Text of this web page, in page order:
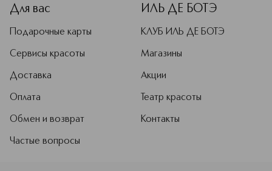
Для вас
Подарочные карты
Сервисы красоты
Доставка
Оплата
Обмен и возврат
Частые вопросы
ИЛЬ ДЕ БОТЭ
КЛУБ ИЛЬ ДЕ БОТЭ
Магазины
Акции
Театр красоты
Контакты